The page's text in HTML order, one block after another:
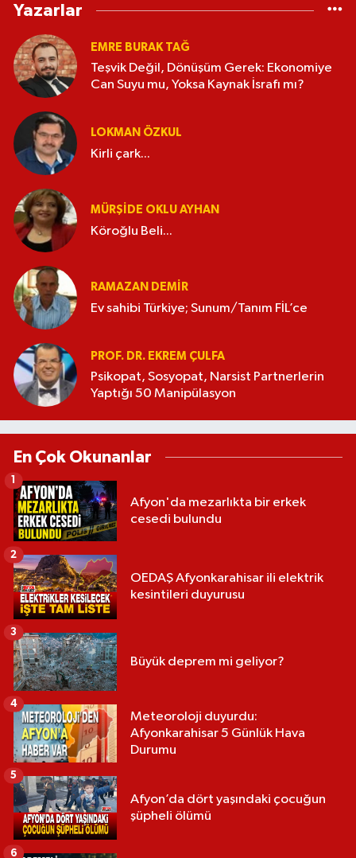
Yazarlar
EMRE BURAK TAĞ
Teşvik Değil, Dönüşüm Gerek: Ekonomiye
Can Suyu mu, Yoksa Kaynak İsrafı mı?
LOKMAN ÖZKUL
Kirli çark...
MÜRŞIDE OKLU AYHAN
Köroğlu Beli...
RAMAZAN DEMİR
Ev sahibi Türkiye; Sunum/Tanım FİL’ce
PROF. DR. EKREM ÇULFA
Psikopat, Sosyopat, Narsist Partnerlerin
Yaptığı 50 Manipülasyon
En Çok Okunanlar
Afyon'da mezarlıkta bir erkek
cesedi bulundu
1
OEDAŞ Afyonkarahisar ili elektrik
kesintileri duyurusu
2
Büyük deprem mi geliyor?
3
Meteoroloji duyurdu:
Afyonkarahisar 5 Günlük Hava
Durumu
4
Afyon’da dört yaşındaki çocuğun
şüpheli ölümü
5
6